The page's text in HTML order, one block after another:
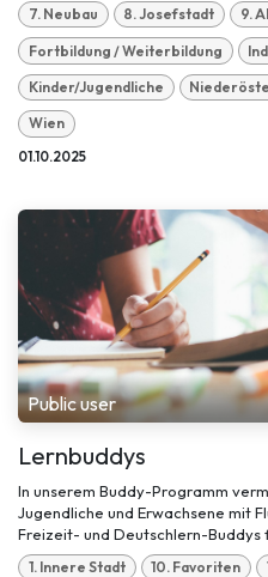
7. Neubau 8. Josefstadt 9.
Fortbildung / Weiterbildung
Kinder/Jugendliche
Wien
01.10.2025
Public user
Lernbuddys
In unserem Buddy-Programm
Jugendliche und Erwachsene mit
Freizeit- und Deutschlern-Buddys
1. Innere Stadt 10. Favoriten